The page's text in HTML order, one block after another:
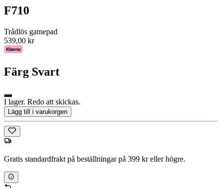
F710
Trådlös gamepad
539,00 kr
Färg Svart
I lager. Redo att skickas.
Lägg till i varukorgen
Gratis standardfrakt på beställningar på 399 kr eller högre.